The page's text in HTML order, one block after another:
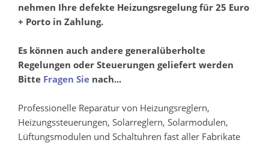
nehmen Ihre defekte Heizungsregelung für 25 Euro
+ Porto in Zahlung.
Es können auch andere generalüberholte
Regelungen oder Steuerungen geliefert werden
Bitte Fragen Sie nach...
Professionelle Reparatur von Heizungsreglern,
Heizungssteuerungen, Solarreglern, Solarmodulen,
Lüftungsmodulen und Schaltuhren fast aller Fabrikate